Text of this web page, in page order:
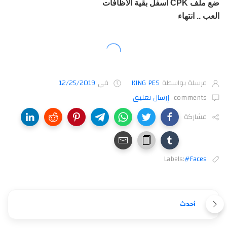
ضع ملف CPK اسفل بقية الاظافات
العب .. انتهاء
مرسلة بواسطة KING PES في 12/25/2019
comments إرسال تعليق
مشاركة
Labels:#Faces
أحدث